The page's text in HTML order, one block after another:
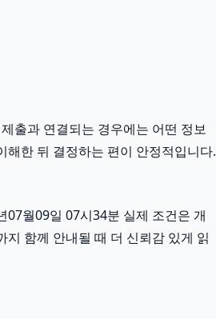
출과 연결되는 경우에는 어떤 정보
한 뒤 결정하는 편이 안정적입니다.
07월09일 07시34분 실제 조건은 개
함께 안내될 때 더 신뢰감 있게 읽